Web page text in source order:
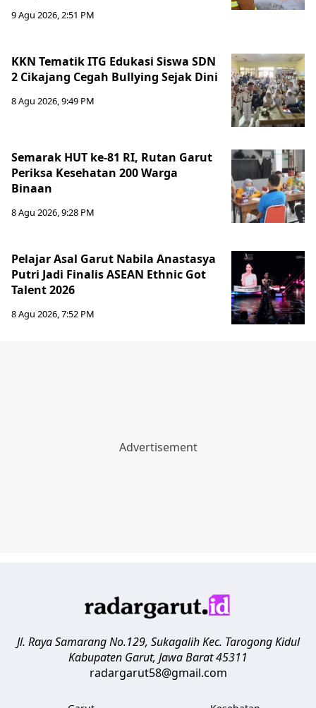
9 Agu 2026, 2:51 PM
KKN Tematik ITG Edukasi Siswa SDN
2 Cikajang Cegah Bullying Sejak Dini
8 Agu 2026, 9:49 PM
Semarak HUT ke-81 RI, Rutan Garut
Periksa Kesehatan 200 Warga
Binaan
8 Agu 2026, 9:28 PM
Pelajar Asal Garut Nabila Anastasya
Putri Jadi Finalis ASEAN Ethnic Got
Talent 2026
8 Agu 2026, 7:52 PM
Jl. Raya Samarang No.129, Sukagalih Kec. Tarogong Kidul
Kabupaten Garut, Jawa Barat45311
radargarut58@gmail.com